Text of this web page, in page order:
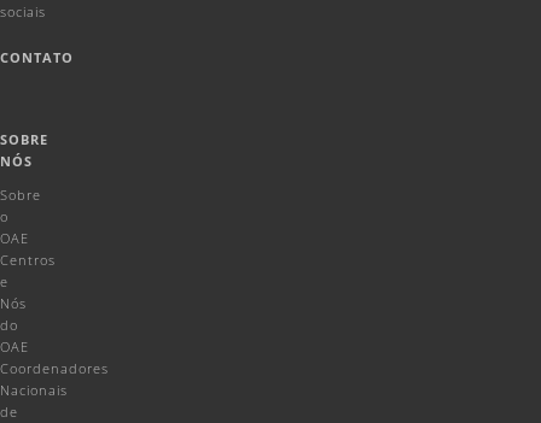
sociais
CONTATO
SOBRE
NÓS
Sobre
o
OAE
Centros
e
Nós
do
OAE
Coordenadores
Nacionais
de